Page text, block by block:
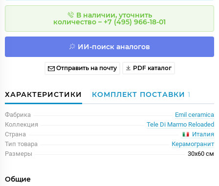
В наличии, уточнить
количество – +7 (495) 966-18-01
ИИ-поиск аналогов
Отправить на почту PDF каталог
ХАРАКТЕРИСТИКИ КОМПЛЕКТ ПОСТАВКИ 1
Фабрика
Emil ceramica
Коллекция
Tele Di Marmo Reloaded
Страна
Италия
Тип товара
Керамогранит
Размеры
30x60 см
Общие